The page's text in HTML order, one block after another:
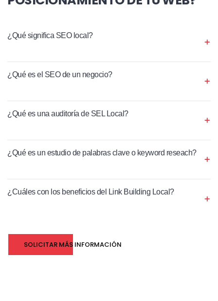
¿Qué significa SEO local?
¿Qué es el SEO de un negocio?
¿Qué es una auditoría de SEL Local?
¿Qué es un estudio de palabras clave o keyword reseach?
¿Cuáles con los beneficios del Link Building Local?
SOLICITAR MÁS INFORMACIÓN